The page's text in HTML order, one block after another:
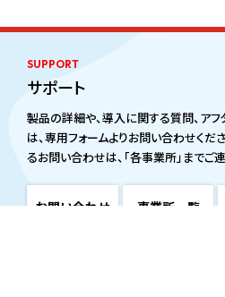
SUPPORT
サポート
製品の詳細や、導入に関する質問、ア
は、専用フォームよりお問い合わせくだ
るお問い合わせは、「各事業所」までご
お問い合わせ 事業所一覧